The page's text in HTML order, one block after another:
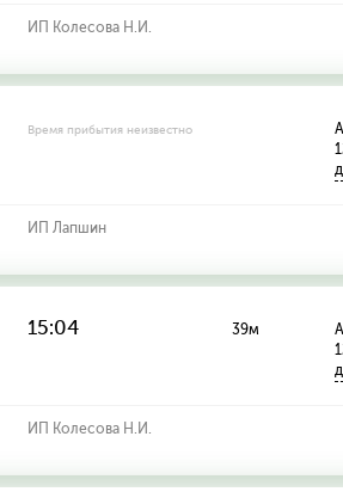
ИП Колесова Н.И.
Время прибытия неизвестно
ИП Лапшин
15:04 39м
ИП Колесова Н.И.